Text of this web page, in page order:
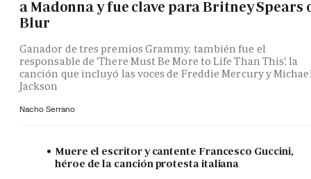
a Madonna y fue clave para Britney Spears
Blur
Ganador de tres premios Grammy, también fue el
responsable de 'There Must Be More to Life Than This', la
canción que incluyó las voces de Freddie Mercury y
Jackson
Nacho Serrano
Muere el escritor y cantente Francesco Guccini,
héroe de la canción protesta italiana